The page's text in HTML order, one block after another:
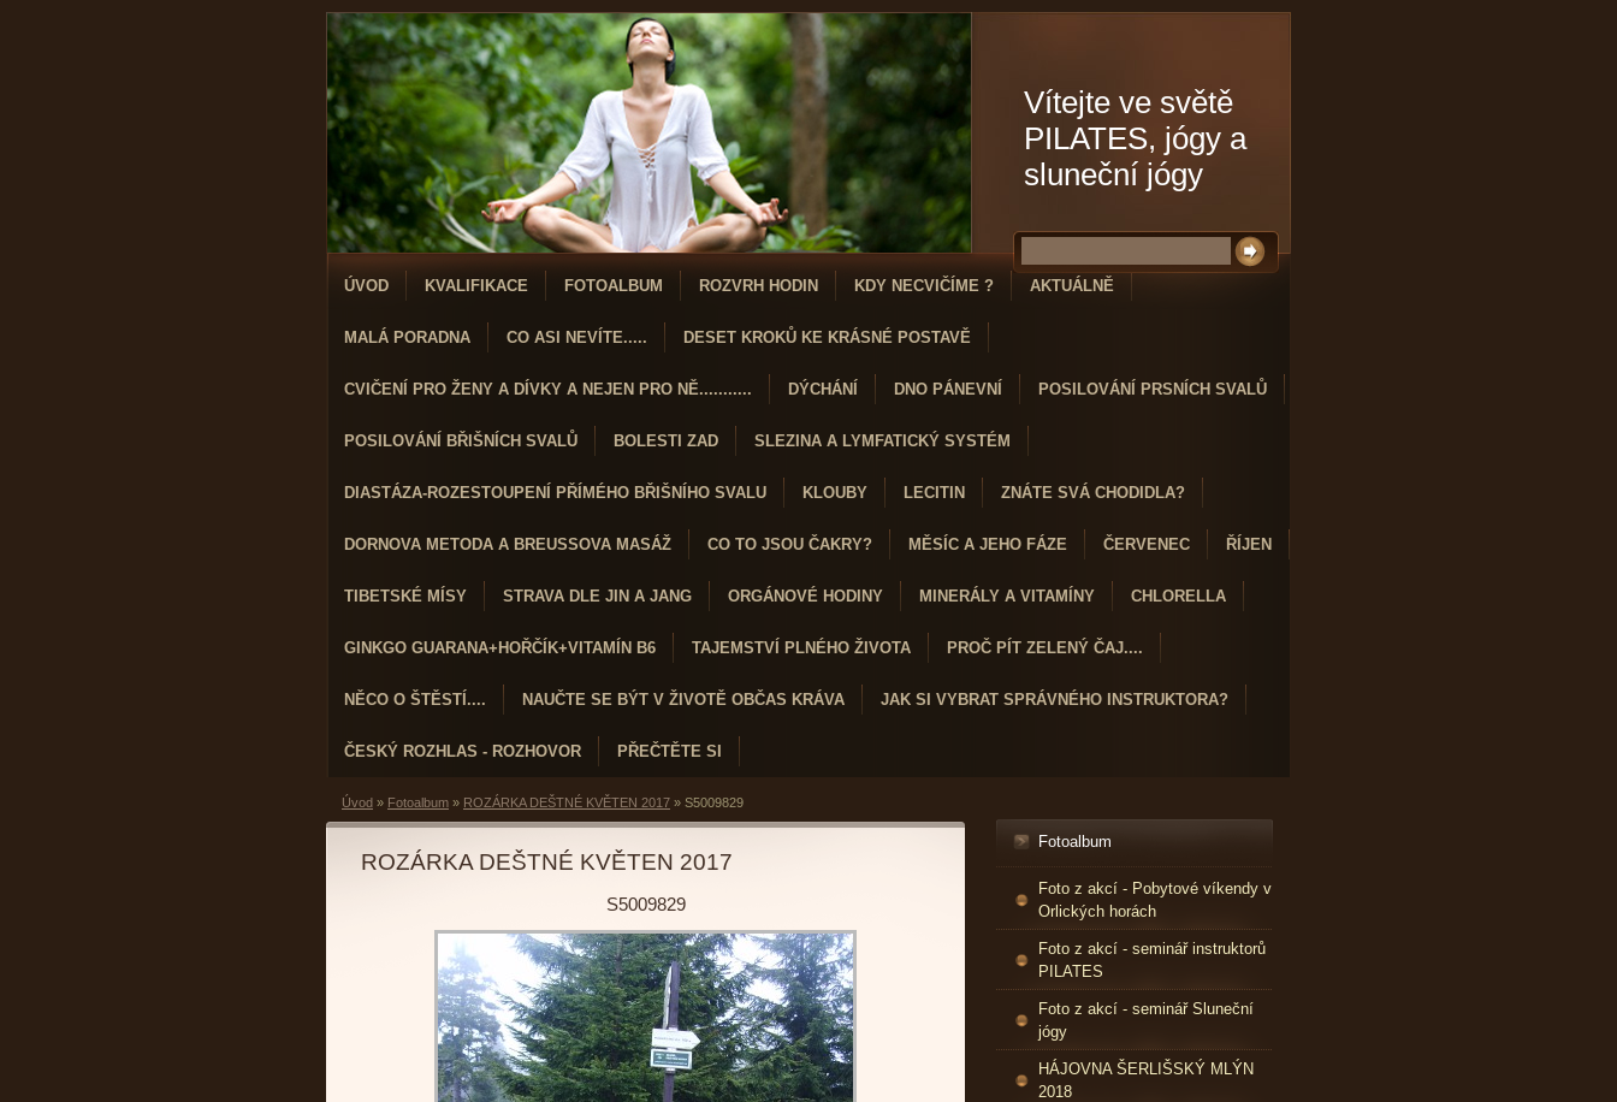
Vítejte ve světě
PILATES, jógy a
sluneční jógy
ÚVOD KVALIFIKACE FOTOALBUM ROZVRH HODIN KDY NECVIČÍME ? AKTUÁLNĚ
MALÁ PORADNA CO ASI NEVÍTE..... DESET KROKŮ KE KRÁSNÉ POSTAVĚ
CVIČENÍ PRO ŽENY A DÍVKY A NEJEN PRO NĚ........... DÝCHÁNÍ DNO PÁNEVNÍ POSILOVÁNÍ PRSNÍCH SVALŮ
POSILOVÁNÍ BŘIŠNÍCH SVALŮ BOLESTI ZAD SLEZINA A LYMFATICKÝ SYSTÉM
DIASTÁZA-ROZESTOUPENÍ PŘÍMÉHO BŘIŠNÍHO SVALU KLOUBY LECITIN ZNÁTE SVÁ CHODIDLA?
DORNOVA METODA A BREUSSOVA MASÁŽ CO TO JSOU ČAKRY? MĚSÍC A JEHO FÁZE ČERVENEC ŘÍJEN
TIBETSKÉ MÍSY STRAVA DLE JIN A JANG ORGÁNOVÉ HODINY MINERÁLY A VITAMÍNY CHLORELLA
GINKGO GUARANA+HOŘČÍK+VITAMÍN B6 TAJEMSTVÍ PLNÉHO ŽIVOTA PROČ PÍT ZELENÝ ČAJ....
NĚCO O ŠTĚSTÍ.... NAUČTE SE BÝT V ŽIVOTĚ OBČAS KRÁVA JAK SI VYBRAT SPRÁVNÉHO INSTRUKTORA?
ČESKÝ ROZHLAS - ROZHOVOR PŘEČTĚTE SI
Úvod » Fotoalbum » ROZÁRKA DEŠTNÉ KVĚTEN 2017 » S5009829
ROZÁRKA DEŠTNÉ KVĚTEN 2017
S5009829
Fotoalbum
Foto z akcí - Pobytové víkendy v
Orlických horách
Foto z akcí - seminář instruktorů
PILATES
Foto z akcí - seminář Sluneční
jógy
HÁJOVNA ŠERLIŠSKÝ MLÝN
2018